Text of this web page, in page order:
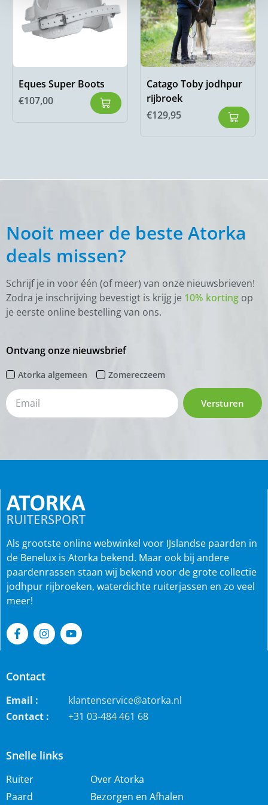
Eques Super Boots
€107,00
Catago Toby jodhpur
rijbroek
€129,95
Nooit meer de beste Atorka
deals missen?
Schrijf je in voor één (of meer) van onze nieuwsbrieven!
Zodra je inschrijving bevestigt is krijg je 10% korting op
je eerste online bestelling van ons.
Ontvang onze nieuwsbrief
Atorka algemeen Zomereczeem
Versturen
Snelle links
Ruiter
Paard
Over Atorka
Bezorgen en Afhalen
Als grootste online webwinkel voor IJslandse paarden in
de Benelux is Atorka bekend. Maar ook bij andere
paardenrassen staan wij bekend voor de grote collectie
jodhpur rijbroeken, waterdichte ruiterjassen en zo veel
meer!
Contact
Email :
klantenservice@atorka.nl
Contact :
+31 03-484 461 68